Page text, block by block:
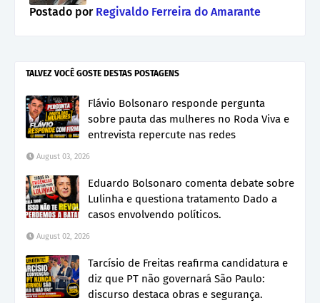
Postado porRegivaldo Ferreira do Amarante
TALVEZ VOCÊ GOSTE DESTAS POSTAGENS
Flávio Bolsonaro responde pergunta
sobre pauta das mulheres no Roda Viva e
entrevista repercute nas redes
August 03, 2026
Eduardo Bolsonaro comenta debate sobre
Lulinha e questiona tratamento Dado a
casos envolvendo políticos.
August 02, 2026
Tarcísio de Freitas reafirma candidatura e
diz que PT não governará São Paulo:
discurso destaca obras e segurança.